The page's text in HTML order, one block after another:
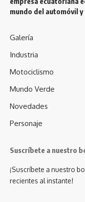
mundo del automóvil
Galería
Industria
Motociclismo
Mundo Verde
Novedades
Personaje
Suscríbete a nuestro
¡Suscríbete a nuestro
recientes al instante!